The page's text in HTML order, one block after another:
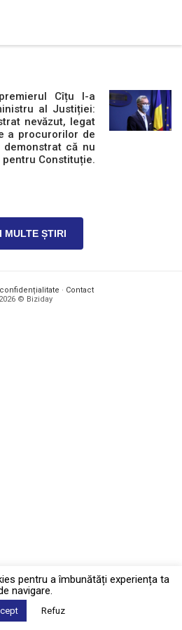
Cîțu l-a
al Justiției:
nevăzut, legat
a procurorilor de
că nu
Constituție.
MULTE ȘTIRI
· Contact
2026 © Biziday
pentru a îmbunătăți experiența ta
navigare.
Refuz